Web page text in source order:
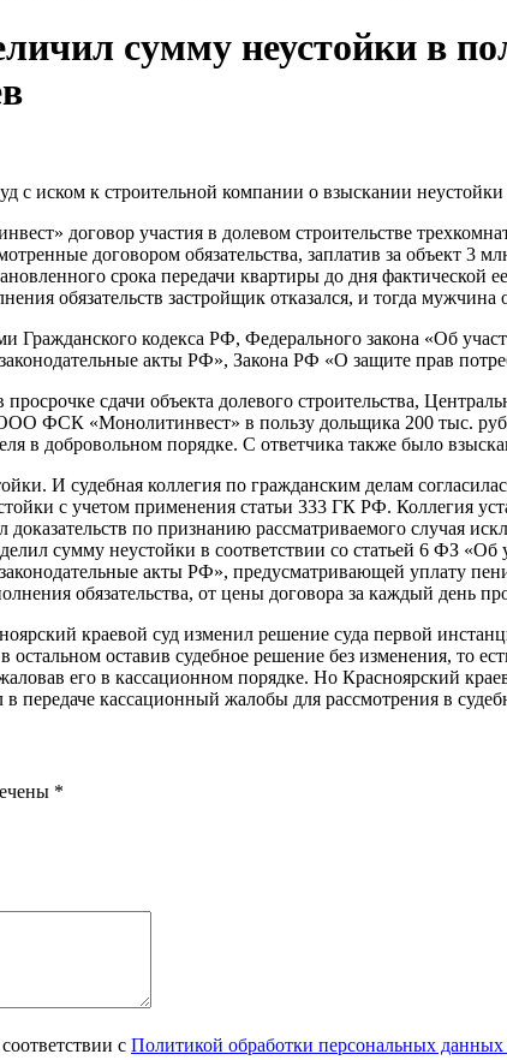
сумму неустойки в
с иском к строительной компании о взыскании неустойки
договор участия в долевом строительстве
договором обязательства, заплатив за объект 3
срока передачи квартиры до дня
обязательств застройщик отказался, и тогда мужчина
Гражданского кодекса РФ, Федерального закона «Об
акты РФ», Закона РФ «О защите прав
сдачи объекта долевого строительства,
ФСК «Монолитинвест» в пользу дольщика 200 тыс.
в добровольном порядке. С ответчика также было
И судебная коллегия по гражданским делам
с учетом применения статьи 333 ГК РФ. Коллегия
доказательств по признанию рассматриваемого случая
сумму неустойки в соответствии со статьей 6 ФЗ
акты РФ», предусматривающей уплату
обязательства, от цены договора за каждый день
краевой суд изменил решение суда первой
оставив судебное решение без изменения, то
его в кассационном порядке. Но Красноярский
передаче кассационный жалобы для рассмотрения в
*
с Политикой обработки персональных данных